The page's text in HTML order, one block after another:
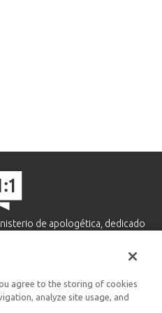
de apologética, dedicado
APRENDE MÁS
Hispano y Latinoamericano
agree to the storing of cookies
analyze site usage, and